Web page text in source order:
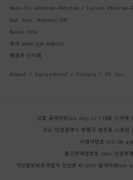
Mon-Fri AM10:00-PM17:00 / Lunch PM12:00-
Sat, Sun, Holiday Off
Bank Info
우리 1002-336-626271
예금주 신지혜
About / Agreement / Privacy / PC Ver.
상호 올데이유(all day u) | 대표 신지혜
주소 인천광역시 부평구 청천동 cj청천
사업자번호 122-26-
통신판매업번호 2011-인천부
개인정보보호책임자 안진호 © 2017 올데이유